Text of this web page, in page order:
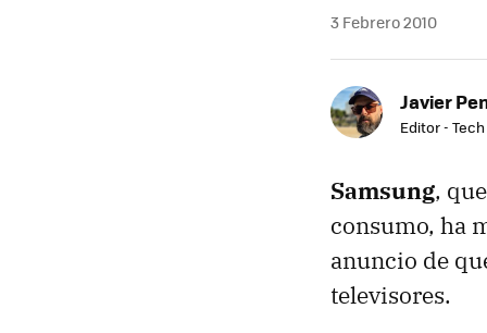
3 Febrero 2010
Javier
Editor - Tech
Samsung,
consumo, ha
anuncio de
televisores.